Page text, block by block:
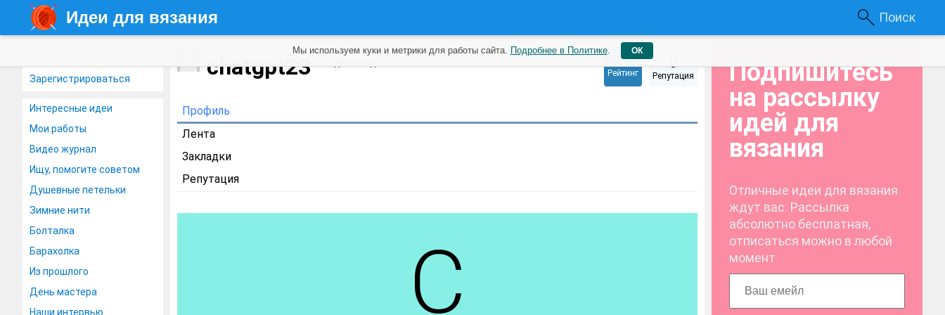
Идеи для вязания Поиск
Зарегистрироваться
Интересные идеи
Мои работы
Видео журнал
Ищу, помогите советом
Душевные петельки
Зимние нити
Болталка
Барахолка
Из прошлого
День мастера
Наши интервью
chatgpt23 0
Рейтинг
0
Репутация
Профиль
Лента
Закладки
Репутация
Подпишитесь
на рассылку
идей для
вязания
Отличные идеи для вязания
ждут вас. Рассылка
абсолютно бесплатная,
отписаться можно в любой
момент
Мы используем куки и метрики для работы сайта. Подробнее в Политике. ОК